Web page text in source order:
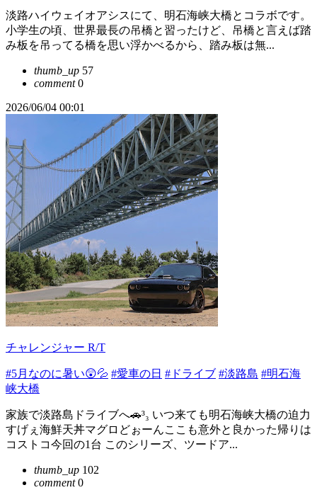
淡路ハイウェイオアシスにて、明石海峡大橋とコラボです。
小学生の頃、世界最長の吊橋と習ったけど、吊橋と言えば踏
み板を吊ってる橋を思い浮かべるから、踏み板は無...
thumb_up 57
comment0
2026/06/04 00:01
チャレンジャー R/T
#5月なのに暑い😲💦 #愛車の日 #ドライブ #淡路島 #明石海
峡大橋
家族で淡路島ドライブへ🚗³₃ いつ来ても明石海峡大橋の迫力
すげぇ海鮮天丼マグロどぉーんここも意外と良かった帰りは
コストコ今回の1台 このシリーズ、ツードア...
thumb_up 102
comment0